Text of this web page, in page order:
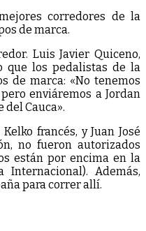
corredores de la
de marca.
Luis Javier Quiceno,
que los pedalistas de la
de marca: «No tenemos
enviáremos a Jordan
del Cauca».
francés, y Juan José
no fueron autorizados
están por encima en la
Internacional). Además,
para correr allí.